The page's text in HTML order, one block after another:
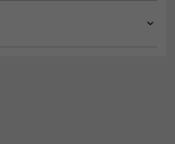
De er inspireret af
et elegant udtryk.